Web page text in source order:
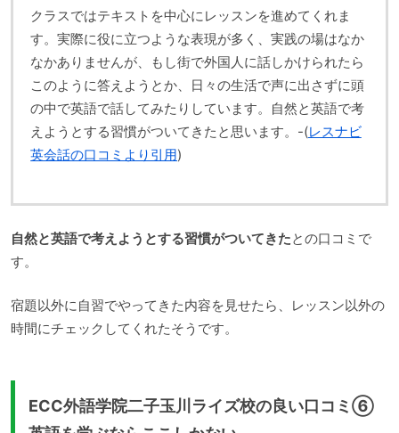
クラスではテキストを中心にレッスンを進めてくれま
す。実際に役に立つような表現が多く、実践の場はなか
なかありませんが、もし街で外国人に話しかけられたら
このように答えようとか、日々の生活で声に出さずに頭
の中で英語で話してみたりしています。自然と英語で考
えようとする習慣がついてきたと思います。-(レスナビ
英会話の口コミより引用)
自然と英語で考えようとする習慣がついてきたとの口コミで
す。
宿題以外に自習でやってきた内容を見せたら、レッスン以外の
時間にチェックしてくれたそうです。
ECC外語学院二子玉川ライズ校の良い口コミ⑥